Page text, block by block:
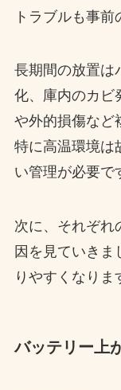
トラブルも事前
長期間の放置は
化、庫内のカビ
や外的損傷など
特に高温環境は
い管理が必要で
次に、それぞれ
因を見ていきま
りやすくなりま
バッテリー上